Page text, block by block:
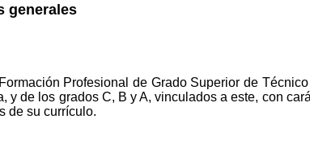
generales
Profesional de Grado Superior de
de los grados C, B y A, vinculados a este, con
de su currículo.